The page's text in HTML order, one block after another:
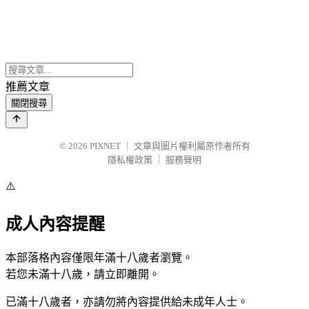
推薦文章
關閉搜尋
© 2026 PIXNET
文章與圖片權利屬原作者所有
隱私權政策
服務聲明
⚠️
成人內容提醒
本部落格內容僅限年滿十八歲者瀏覽。
若您未滿十八歲，請立即離開。
已滿十八歲者，亦請勿將內容提供給未成年人士。